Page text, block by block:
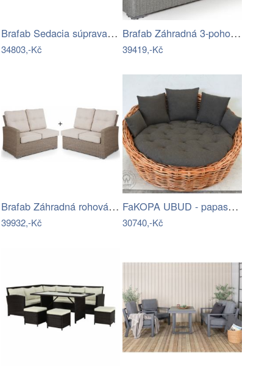
Brafab Sedacia súprava DELIA Mdum
34803,-Kč
Brafab Záhradná 3-pohovka šedá ASHFIELD…
39419,-Kč
Brafab Záhradná rohová súprava ASHFIELD…
39932,-Kč
FaKOPA UBUD - papasan z ratanu…
30740,-Kč